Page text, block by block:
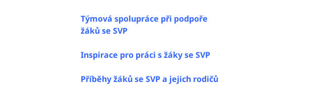
Týmová spolupráce při podpoře
žáků se SVP
Inspirace pro práci s žáky se SVP
Příběhy žáků se SVP a jejich rodičů